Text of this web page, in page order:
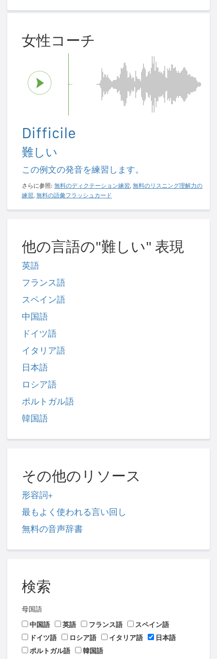
女性コーチ
Difficile
難しい
この例文の発音を練習します。
さらに参照: 無料のディクテーション練習, 無料のリスニング理解力の
練習, 無料の語彙フラッシュカード
他の言語の"難しい" 表現
英語
フランス語
スペイン語
中国語
ドイツ語
イタリア語
日本語
ロシア語
ポルトガル語
韓国語
その他のリソース
形容詞+
最もよく使われる言い回し
無料の音声辞書
検索
母国語
中国語
英語 フランス語
スペイン語
ドイツ語
ロシア語 イタリア語
日本語
ポルトガル語
韓国語